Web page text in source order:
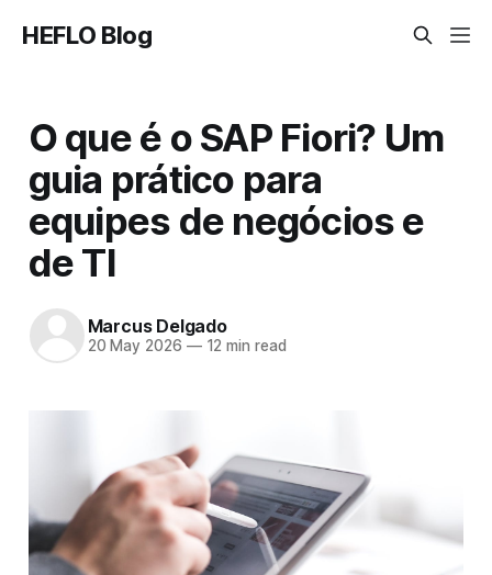
HEFLO Blog
O que é o SAP Fiori? Um
guia prático para
equipes de negócios e
de TI
Marcus Delgado
20 May 2026 —12 min read